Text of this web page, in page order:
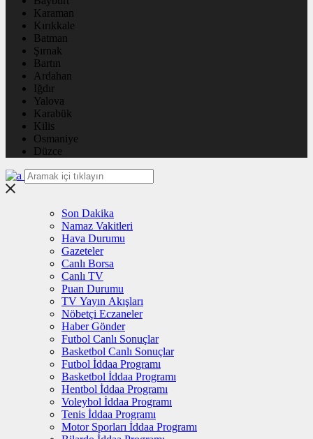
Karaman
Kırıkkale
Batman
Şırnak
Bartın
Ardahan
Iğdır
Yalova
Karabük
Kilis
Osmaniye
Düzce
Son Dakika
Namaz Vakitleri
Hava Durumu
Gazeteler
Canlı Borsa
Canlı TV
Puan Durumu
TV Yayın Akışları
Nöbetçi Eczaneler
Haber Gönder
Futbol Canlı Sonuçlar
Basketbol Canlı Sonuçlar
Futbol İddaa Programı
Basketbol İddaa Programı
Hentbol İddaa Programı
Voleybol İddaa Programı
Tenis İddaa Programı
Motor Sporları İddaa Programı